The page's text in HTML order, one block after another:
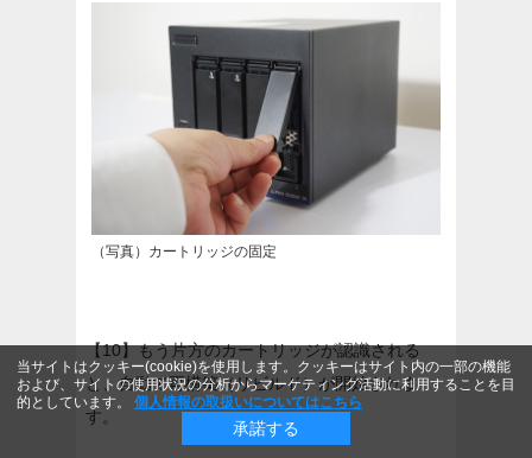
（写真）カートリッジの固定
【10】もう片方のカートリッジが認識される
と、自動で再構築（リビルド）が開始されま
す。
当サイトはクッキー(cookie)を使用します。クッキーはサイト内の一部の機能
および、サイトの使用状況の分析からマーケティング活動に利用することを目
的としています。
個人情報の取扱いについてはこちら
承諾する